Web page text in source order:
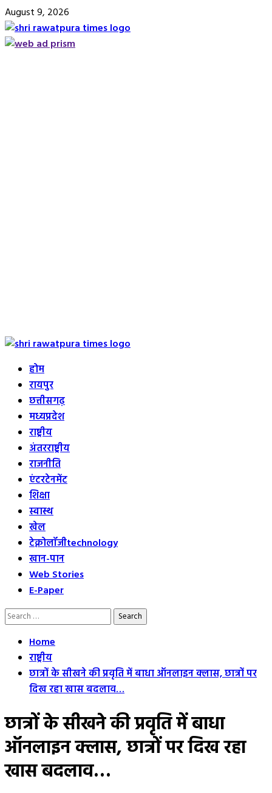
Skip
to
content
August 9, 2026
Primary
होम
रायपुर
छत्तीसगढ़
मध्यप्रदेश
राष्ट्रीय
अंतरराष्ट्रीय
राजनीति
एंटरटेनमेंट
शिक्षा
स्वास्थ
खेल
टेक्नोलॉजीtechnology
खान-पान
Web Stories
E-Paper
Search
Home
राष्ट्रीय
छात्रों के सीखने की प्रवृति में बाधा ऑनलाइन क्लास, छात्रों पर
दिख रहा खास बदलाव…
छात्रों के सीखने की प्रवृति में बाधा
ऑनलाइन क्लास, छात्रों पर दिख रहा
खास बदलाव…